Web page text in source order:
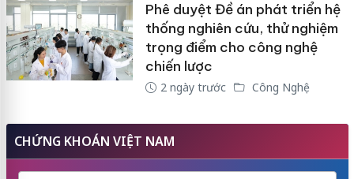
Phê duyệt Đề án phát triển hệ
thống nghiên cứu, thử nghiệm
trọng điểm cho công nghệ
chiến lược
2 ngày trước Công Nghệ
CHỨNG KHOÁN VIỆT NAM